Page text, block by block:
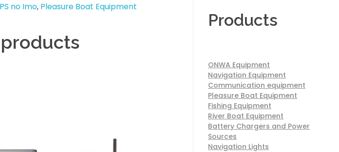
no Imo, Pleasure Boat Equipment
Products
ONWA Equipment
Navigation Equipment
Communication equipment
Pleasure Boat Equipment
Fishing Equipment
River Boat Equipment
Battery Chargers and Power
Sources
Navigation Lights